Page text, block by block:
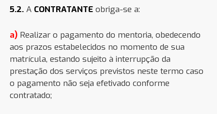
5.2. A CONTRATANTE obriga-se a:
a) Realizar o pagamento do mentoria, obedecendo
aos prazos estabelecidos no momento de sua
matrícula, estando sujeito à interrupção da
prestação dos serviços previstos neste termo caso
o pagamento não seja efetivado conforme
contratado;